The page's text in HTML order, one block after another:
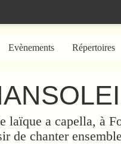
laïque a capella, à
de chanter
Evènements Répertoires